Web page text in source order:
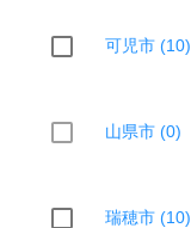
可児市 (10)
山県市 (0)
瑞穂市 (10)